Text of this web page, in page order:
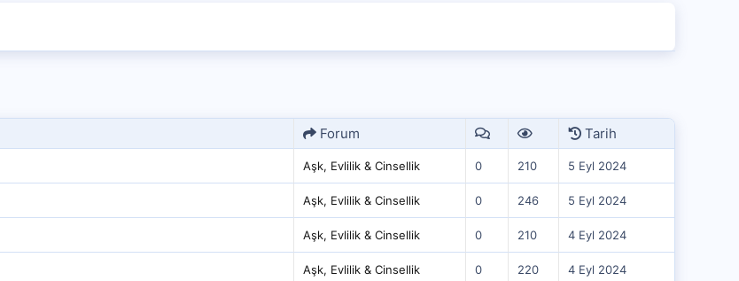
Forum Tarih
Aşk, Evlilik & Cinsellik 0 210 5 Eyl 2024
Aşk, Evlilik & Cinsellik 0 246 5 Eyl 2024
Aşk, Evlilik & Cinsellik 0 210 4 Eyl 2024
Aşk, Evlilik & Cinsellik 0 220 4 Eyl 2024